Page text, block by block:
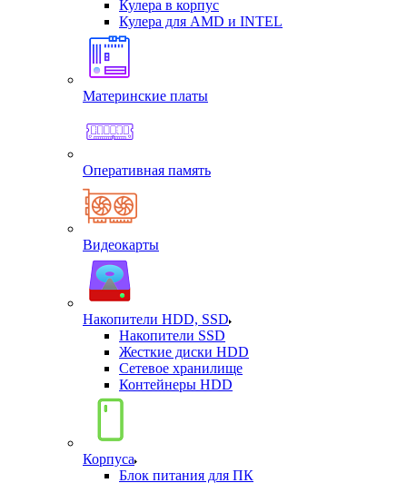
Кулера в корпус
Кулера для AMD и INTEL
Материнские платы
Оперативная память
Видеокарты
Накопители HDD, SSD
Накопители SSD
Жесткие диски HDD
Сетевое хранилище
Контейнеры HDD
Корпуса
Блок питания для ПК